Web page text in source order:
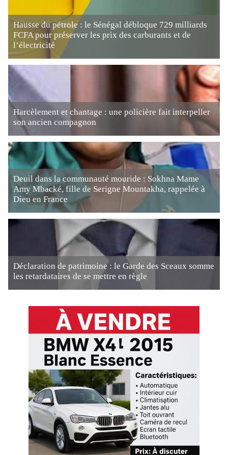
Hausse du pétrole : le Sénégal débloque 729 milliards
FCFA pour préserver les prix des carburants et de
l’électricité
Harcèlement et chantage : une policière fait interpeller
son ancien compagnon
Deuil dans la communauté mouride : Sokhna Mame
Amy Mbacké, fille de Serigne Mountakha, rappelée à
Dieu en France
Déclaration de patrimoine : le Garde des Sceaux somme
les retardataires de se mettre en règle